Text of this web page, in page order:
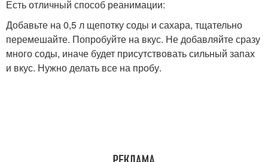
Есть отличный способ реанимации:
Добавьте на 0,5 л щепотку соды и сахара, тщательно
перемешайте. Попробуйте на вкус. Не добавляйте сразу
много соды, иначе будет присутствовать сильный запах
и вкус. Нужно делать все на пробу.